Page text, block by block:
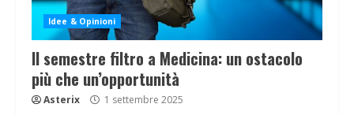
Idee & Opinioni
Il semestre filtro a Medicina: un ostacolo
più che un’opportunità
Asterix 1 settembre 2025